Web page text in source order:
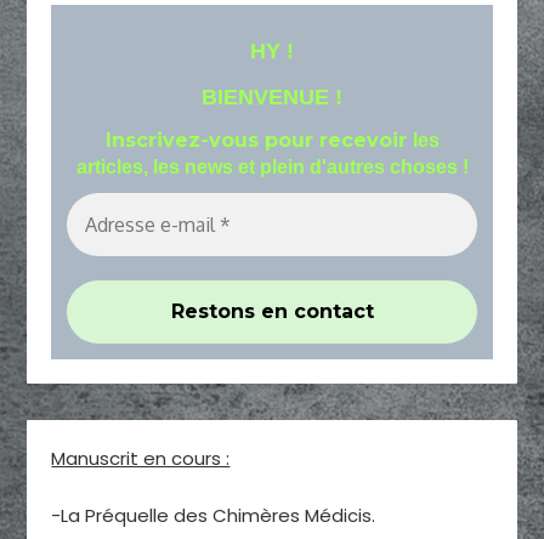
HY !
BIENVENUE !
Inscrivez-vous pour recevoir les
articles, les news et plein d'autres choses !
Manuscrit en cours :
-La Préquelle des Chimères Médicis.